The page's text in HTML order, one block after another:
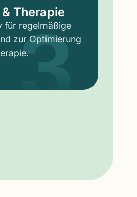
Therapie
für regelmäßige
zur Optimierung
3